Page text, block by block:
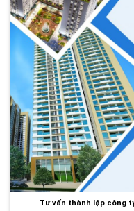
Tư vấn thành lập công